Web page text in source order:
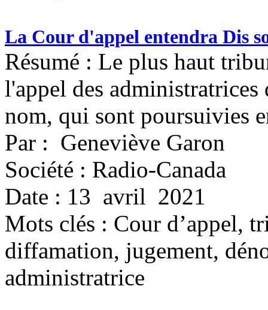
La Cour d'appel entendra Dis
Résumé : Le plus haut
l'appel des administratrices
nom, qui sont poursuivies
Par : Geneviève Garon
Société : Radio-Canada
Date : 13 avril 2021
Mots clés : Cour d’appel,
diffamation, jugement,
administratrice